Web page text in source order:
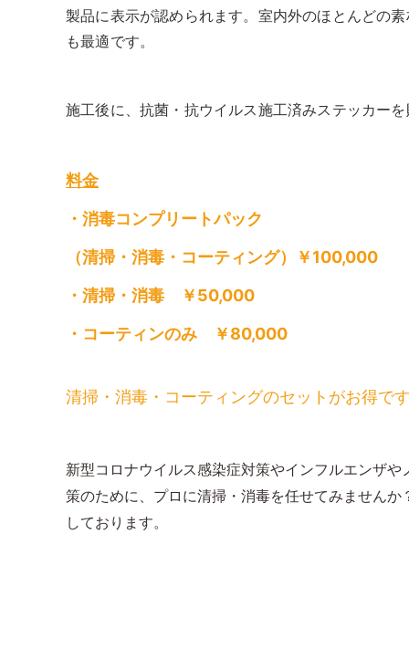
製品に表示が認められます。室内外のほとんどの
も最適です。
施工後に、抗菌・抗ウイルス施工済みステッカーを
料金
・消毒コンプリートパック
（清掃・消毒・コーティング）￥100,000
・清掃・消毒 ￥50,000
・コーティンのみ ￥80,000
清掃・消毒・コーティングのセットがお得です
新型コロナウイルス感染症対策やインフルエンザや
策のために、プロに清掃・消毒を任せてみませんか
しております。